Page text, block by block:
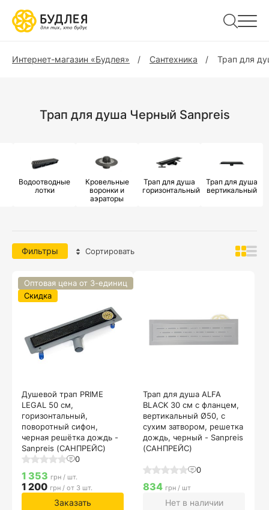
Интернет-магазин «Будлея» Сантехника Трап для
Трап для душа Черный Sanpreis
Водоотводные
лотки
Кровельные
воронки и
аэраторы
Трап для душа
горизонтальный
Трап для душа
вертикальный
Фильтры Сортировать
Душевой трап PRIME
LEGAL 50 см,
горизонтальный,
поворотный сифон,
черная решётка дождь -
Sanpreis (САНПРЕЙС)
0
Оптовая цена от 3-единиц
Скидка
1 353 грн / шт.
1 200 грн / от 3 шт.
Заказать
Трап для душа ALFA
BLACK 30 см с фланцем,
вертикальный Ø50, с
сухим затвором, решетка
дождь, черный - Sanpreis
(САНПРЕЙС)
0
834 грн / шт
Нет в наличии